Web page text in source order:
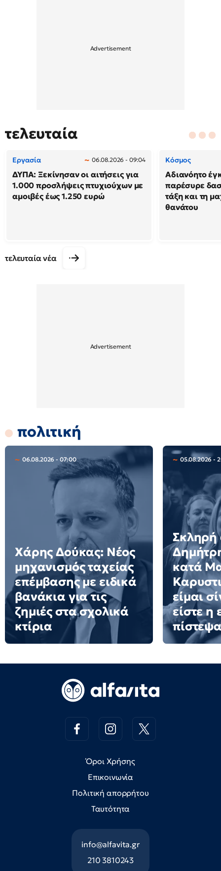
τελευταία
Εργασία 06.08.2026 - 09:04
ΔΥΠΑ: Ξεκίνησαν οι αιτήσεις για
1.000 προσλήψεις πτυχιούχων με
αμοιβές έως 1.250 ευρώ
Κόσμος
Αδιανόητο
παρέσυρε
τάξη και τη
θανάτου
τελευταία νέα
πολιτική
06.08.2026 - 07:00
Χάρης Δούκας: Νέος
μηχανισμός ταχείας
επέμβασης με ειδικά
βανάκια για τις
ζημιές στα σχολικά
κτίρια
05.08.2026 -
Σκληρή
κατά
είμαι
είστε η
Όροι Χρήσης
Επικοινωνία
Πολιτική απορρήτου
Ταυτότητα
info@alfavita.gr
210 3810243